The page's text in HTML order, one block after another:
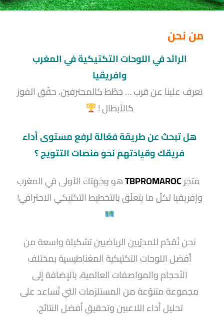
من نحن
الرائد في اللوحات التكتيكية في المغرب
وافريقيا​
تعرف علينا عن قرب … خطّط كالمحترفين، حقّق الفوز
كالأبطال !
هل تبحث عن طريقة فعّالة لرفع مستوى أداء
فريقك وقيادتهم نحو منصات التتويج ؟
متجرTBPROMAROCهو وجهتك الأولى في المغرب
وإفريقيا لكلّ ما يتعلّق بالتخطيط التكتيكي الاحترافي!
نحن نُقدّم للمدرّبين الرياضيين تشكيلة واسعة من
أفضل اللوحات التكتيكية المغناطيسية بمختلف
الأحجام والمواصفات العالمية، بالإضافة إلى
مجموعة متنوّعة من المستلزمات التي تُساعد على
تحليل أداء اللاعبين وتحقيق أفضل النتائج.